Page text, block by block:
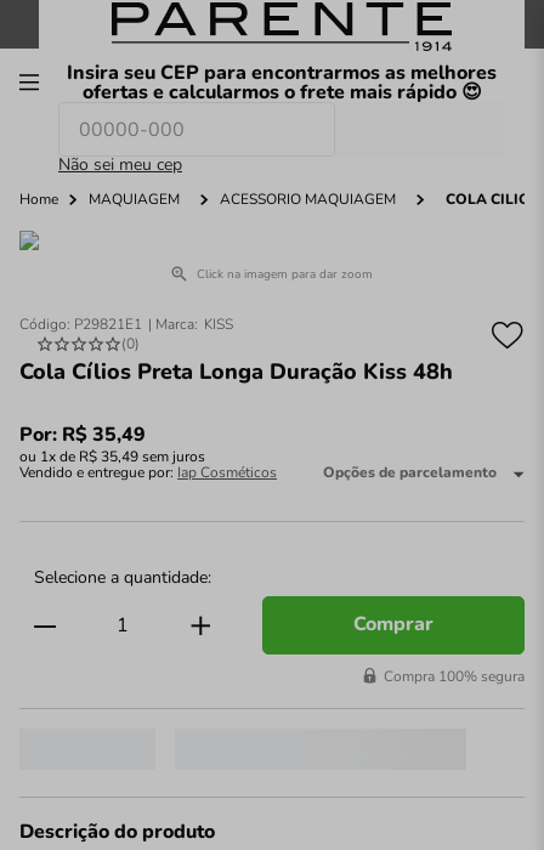
FRETE GRÁTIS nas compras a partir de R$199
Insira seu CEP para encontrarmos as melhores
ofertas e calcularmos o frete mais rápido 😍
Não sei meu cep
O que você procura hoje?
Home MAQUIAGEM ACESSÓRIO MAQUIAGEM COLA CÍLIOS
Click na imagem para dar zoom
Código: P29821E1
KISS
(0)
Cola Cílios Preta Longa Duração Kiss 48h
Por: R$35,49
ou 1x de R$35,49sem juros
Vendido e entregue por: Iap Cosméticos Opções de parcelamento
Comprar
Compra 100% segura
Descrição do produto